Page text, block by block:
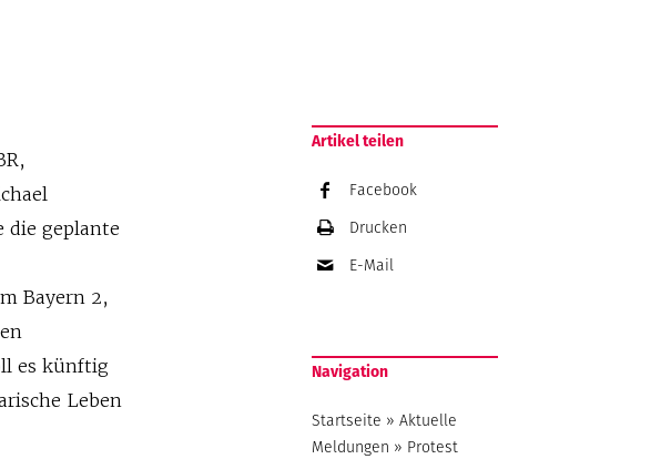
geplante
Bayern 2,
es künftig
Leben
Artikel teilen
Facebook
Drucken
E-Mail
Navigation
Startseite »Aktuelle
Meldungen » Protest